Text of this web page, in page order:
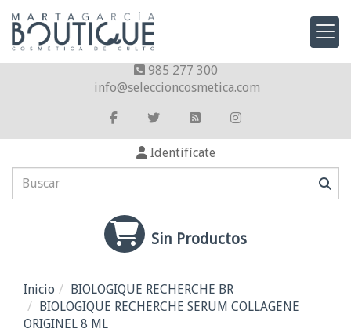
985 277 300
info
seleccioncosmetica.com
Identifícate
Sin Productos
Inicio
BIOLOGIQUE RECHERCHE BR
BIOLOGIQUE RECHERCHE SERUM COLLAGENE
ORIGINEL 8 ML